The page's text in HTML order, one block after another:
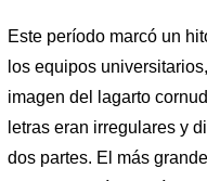
Este período marcó un
los equipos
imagen del lagarto
letras eran irregulares y
dos partes. El más